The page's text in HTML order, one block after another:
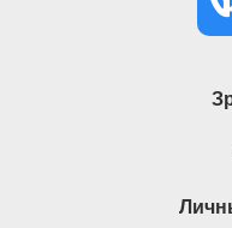
Концерт
Замена /